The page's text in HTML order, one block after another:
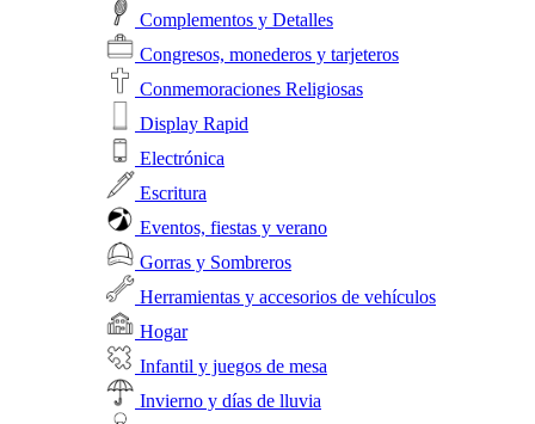
Complementos y Detalles
Congresos, monederos y tarjeteros
Conmemoraciones Religiosas
Display Rapid
Electrónica
Escritura
Eventos, fiestas y verano
Gorras y Sombreros
Herramientas y accesorios de vehículos
Hogar
Infantil y juegos de mesa
Invierno y días de lluvia